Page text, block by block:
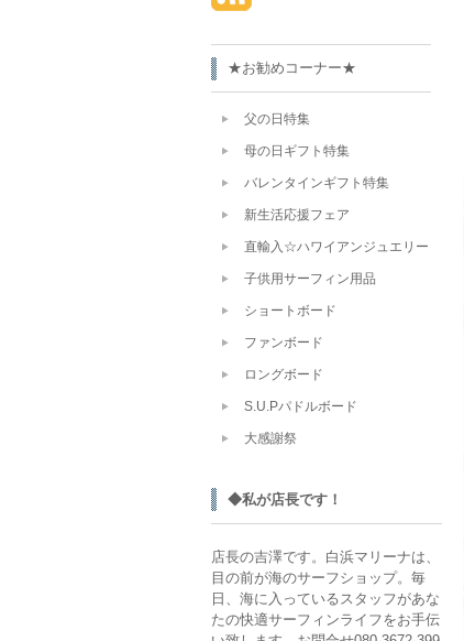
★お勧めコーナー★
父の日特集
母の日ギフト特集
バレンタインギフト特集
新生活応援フェア
直輸入☆ハワイアンジュエリー
子供用サーフィン用品
ショートボード
ファンボード
ロングボード
S.U.Pパドルボード
大感謝祭
◆私が店長です！
店長の吉澤です。白浜マリーナは、
目の前が海のサーフショップ。毎
日、海に入っているスタッフがあな
たの快適サーフィンライフをお手伝